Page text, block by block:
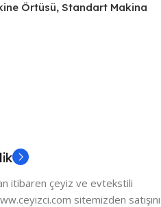
Örtüsü, Standart Makina
itibaren çeyiz ve evtekstili
sitemizden satışını